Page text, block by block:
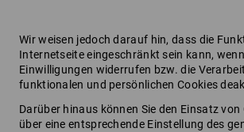
Wir weisen jedoch darauf hin, dass die
Internetseite eingeschränkt sein kann,
Einwilligungen widerrufen bzw. die
funktionalen und persönlichen Cookies
Darüber hinaus können Sie den Einsatz von
über eine entsprechende Einstellung des